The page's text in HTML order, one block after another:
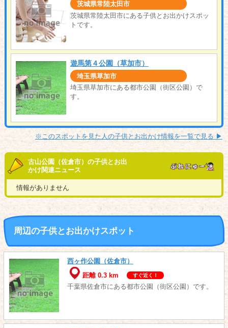
茨城県常陸太田市
茨城県常陸太田市にある子供とお出かけスポッ
トです。
遊馬第４公園（草加市）
埼玉県草加市
埼玉県草加市にある都市公園（街区公園）で
す。
※このスポットを見た人の子供とお出かけ情報を一覧で見る ▶︎
古山公園（佐倉市）の子供とお出
かけ関連ニュース
情報がありません
周辺の子供とお出かけスポット
西ヶ作公園（佐倉市）
距離 0.3 km
すぐ近く！
千葉県佐倉市にある都市公園（街区公園）です。